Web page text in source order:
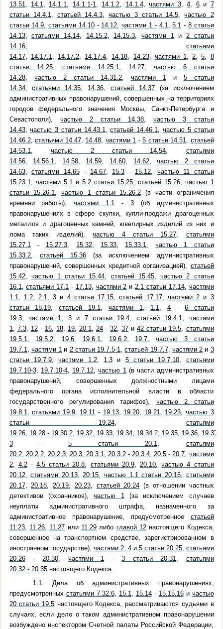
13.51 14.1 14.1.1 14.1.1-1 14.1.2 14.1.4,частями 3,4 6и 7
статьи 14.4.1
статьей 14.4.3, частью 3 статьи 14.5 ,частью 2
статьи 14.9 ,статьями 14.10- 14.12 ,частями 1 - 4.1 ,5.1 - 8 статьи
14.13,статьями 14.14, 14.15.2, 14.15.3 частями 1 и 2 статьи
14.16, статьями
14.17, 14.17.1 14.17.2, 14.17.4 14.18 14.23, частями 1 2 ,5
8
статьи 14.25, статьями 14.25.1 14.27, частью 6 статьи
14.28, частью 2 статьи 14.31.2, частями 1 и 5 статьи
14.34,статьями 14.35 14.36 статьей 14.37(за исключением
административных правонарушений, совершенных на территориях
городов федерального значения Москвы, Санкт-Петербурга и
Севастополя), частью 2 статьи 14.38 ,частью 3 статьи
14.43,частью 3 статьи 14.43.1 ,статьей 14.46.1
частью 5 статьи
14.46.2, статьями 14.47, 14.48 частями 1 - 5 статьи 14.51
статьей
14.53.1
частью 2 статьи 14.54
статьями
14.56, 14.56.1 14.58, 14.59 14.60 14.62,частью 2 статьи
14.63, статьями 14.65- 14.67, 15.3 - 15.12
частью 11 статьи
15.23.1
частями 5.1 и 5.2 статьи 15.25 ,статьей 15.26 ,частью 1
статьи 15.26.1
частью 1 статьи 15.26.2 (в части ограничения
времени работы),частями 1.1 - 3(об административных
правонарушениях в сфере скупки, купли-продажи драгоценных
металлов и драгоценных камней, ювелирных изделий из них и
лома таких изделий), частью 4 статьи 15.27
статьями
15.27.1 - 15.27.3 15.32, 15.33 15.33.1
частью 1 статьи
15.33.2, статьей 15.36(за исключением административных
правонарушений, совершенных кредитной организацией), статьей
15.42, частью 1 статьи 15.44 статьей 15.45,частью 2 статьи
16.1 ,статьями 17.1 - 17.13, частями 2 и 2.1 статьи 17.14, частями
1.1
1.2, 2.1 ,3 и 4 статьи 17.15 ,статьей 17.17, частями 2 и 3
статьи 18.19 ,статьей 19.1 частями 1 1.1 ,4 - 6 статьи
19.3, частями 1 3и 7 статьи 19.4 статьей 19.4.1
частями
1
7.3, 12- 16, 18, 19, 20.1 24 -32 ,37 и42 статьи 19.5
статьями
19.5.1
19.5.2 19.6 19.6.1 19.6.2, 19.7
частью 3 статьи
19.7.1
частями 1 и 2 статьи 19.7.5-1 ,статьей 19.7.7, частями 2 и 3
статьи 19.7.9,частями 1.2, 1.3и 5 статьи 19.7.10
статьями
19.7.10-3, 19.7.10-4, 19.7.12 ,частью 1 (в части административных
правонарушений, совершенных должностными лицами
федерального органа исполнительной власти в области
государственного регулирования тарифов), частью 2 статьи
19.8.1 ,статьями 19.9, 19.11 - 19.13, 19.20 19.21 19.23
частью 3
статьи 19.24
статьями
19.26, 19.28- 19.30.2, 19.32, 19.33, 19.34, 19.34.2, 19.35, 19.36, 19.37
3- 5 статьи 20.1
статьями
20.2, 20.2.2, 20.2.3, 20.3, 20.3.1 20.3.2- 20.3.4 20.5 - 20.7 частями
2, 4.2-4.5 статьи 20.8 статьями 20.9, 20.10 ,частью 4 статьи
20.12,статьями 20.13, 20.15 частью 1.1 статьи 20.16, статьями
20.17, 20.18 20.19 20.23, статьей 20.24 (в отношении частных
детективов (охранников),частью 1
(за исключением случаев
неуплаты административного штрафа, назначенного за
административное правонарушение, предусмотренное статьей
11.23, 11.26, 11.27 или 11.29либо главой 12настоящего Кодекса,
совершенное на транспортном средстве, зарегистрированном в
иностранном государстве), частями 2, 4и 5 статьи 20.25, статьями
20.26- 20.30 частями 1 -3 статьи 20.31
статьями
20.32- 20.35настоящего Кодекса.
1.1. Дела об административных правонарушениях,
предусмотренных статьями 7.32.6, 15.1 15.14- 15.15.16и частью
20 статьи 19.5настоящего Кодекса, рассматриваются судьями в
случаях, если дело о таком административном правонарушении
возбуждено инспектором Счетной палаты Российской Федерации,